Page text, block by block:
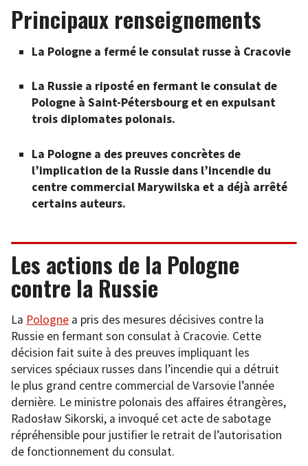
Principaux renseignements
La Pologne a fermé le consulat russe à Cracovie
La Russie a riposté en fermant le consulat de
Pologne à Saint-Pétersbourg et en expulsant
trois diplomates polonais.
La Pologne a des preuves concrètes de
l’implication de la Russie dans l’incendie du
centre commercial Marywilska et a déjà arrêté
certains auteurs.
Les actions de la Pologne
contre la Russie
La Pologne a pris des mesures décisives contre la
Russie en fermant son consulat à Cracovie. Cette
décision fait suite à des preuves impliquant les
services spéciaux russes dans l’incendie qui a détruit
le plus grand centre commercial de Varsovie l’année
dernière. Le ministre polonais des affaires étrangères,
Radosław Sikorski, a invoqué cet acte de sabotage
répréhensible pour justifier le retrait de l’autorisation
de fonctionnement du consulat.